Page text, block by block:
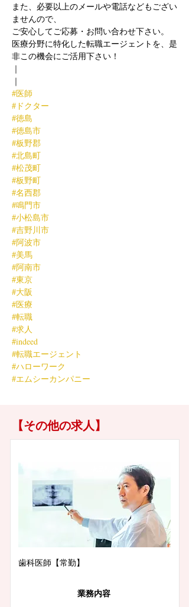
また、必要以上のメールや電話などもござい
ませんので、
ご安心してご応募・お問い合わせ下さい。
医療分野に特化した転職エージェントを、是
非この機会にご活用下さい！
｜
｜
#医師
#ドクター
#徳島
#徳島市
#板野郡
#北島町
#松茂町
#板野町
#名西郡
#鳴門市
#小松島市
#吉野川市
#阿波市
#美馬
#阿南市
#東京
#大阪
#医療
#転職
#求人
#indeed
#転職エージェント
#ハローワーク
#エムシーカンパニー
【その他の求人】
徳島県徳島市
歯科医師【常勤】
業務内容